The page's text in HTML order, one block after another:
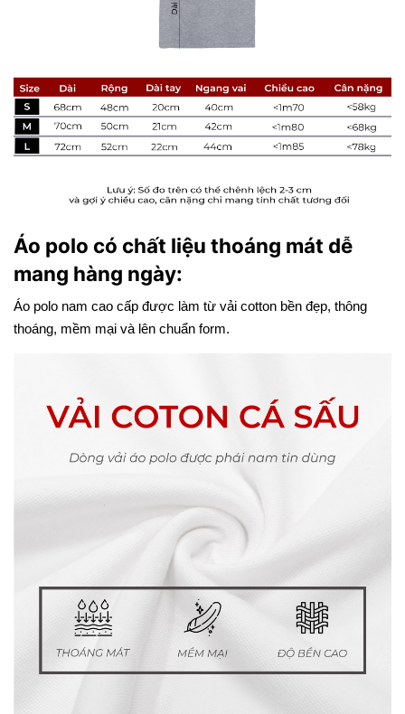
Áo polo có chất liệu thoáng mát dễ
mang hàng ngày:
Áo polo nam cao cấp được làm từ vải cotton bền đẹp, thông
thoáng, mềm mại và lên chuẩn form.